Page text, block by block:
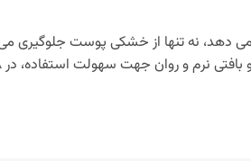
نه تنها از خشکی پوست جلوگیری می‌